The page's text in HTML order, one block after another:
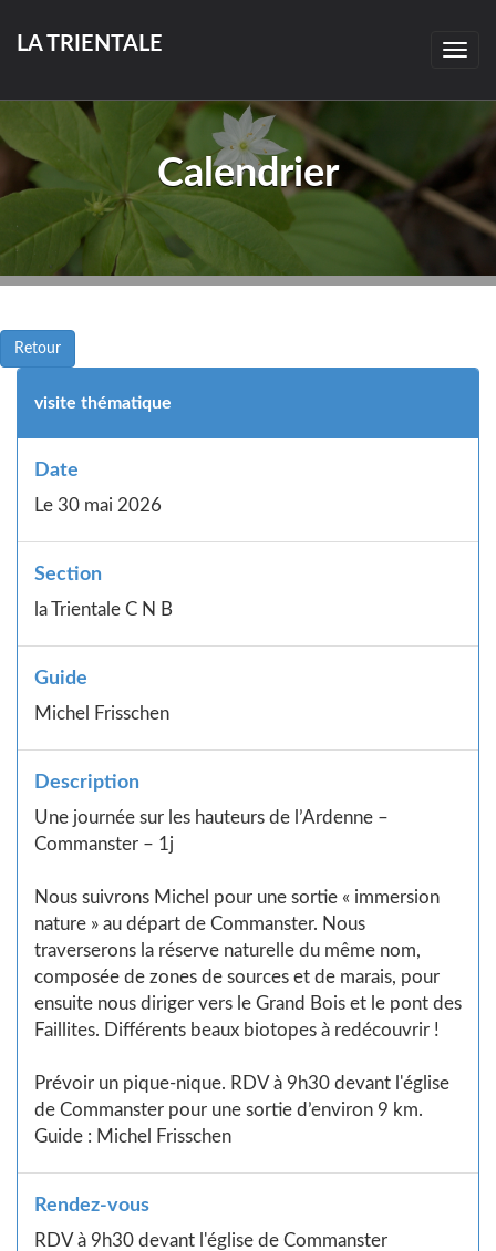
LA TRIENTALE
Calendrier
Retour
visite thématique
Date
Le 30 mai 2026
Section
la Trientale C N B
Guide
Michel Frisschen
Description
Une journée sur les hauteurs de l’Ardenne –
Commanster – 1j
Nous suivrons Michel pour une sortie « immersion
nature » au départ de Commanster. Nous
traverserons la réserve naturelle du même nom,
composée de zones de sources et de marais, pour
ensuite nous diriger vers le Grand Bois et le pont des
Faillites. Différents beaux biotopes à redécouvrir !
Prévoir un pique-nique. RDV à 9h30 devant l'église
de Commanster pour une sortie d’environ 9 km.
Guide : Michel Frisschen
Rendez-vous
RDV à 9h30 devant l'église de Commanster